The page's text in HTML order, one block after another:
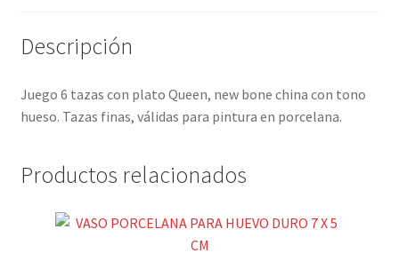
Descripción
Juego 6 tazas con plato Queen, new bone china con tono
hueso. Tazas finas, válidas para pintura en porcelana.
Productos relacionados